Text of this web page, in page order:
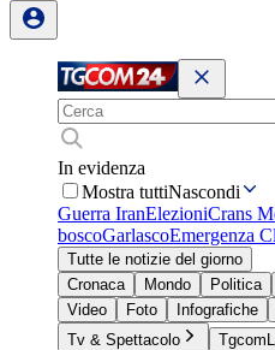
In evidenza
Mostra tuttiNascondi
Guerra IranElezioniCrans
boscoGarlascoEmergenza
Tutte le notizie del giorno
Cronaca
Mondo Politica
Video
Foto Infografiche
Tv & Spettacolo